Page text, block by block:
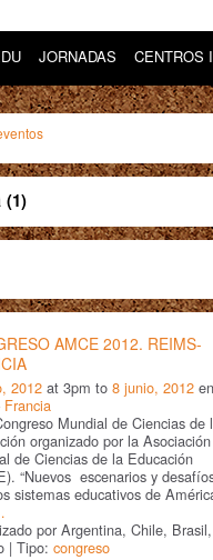
JORNADAS CENTROS
(1)
AMCE 2012. REIMS-
2012 at 3pm to 8 junio, 2012 en
Francia
Mundial de Ciencias de
organizado por la Asociación
de Ciencias de la Educación
“Nuevos escenarios y
sistemas educativos de
por Argentina, Chile, Brasil,
| Tipo: congreso